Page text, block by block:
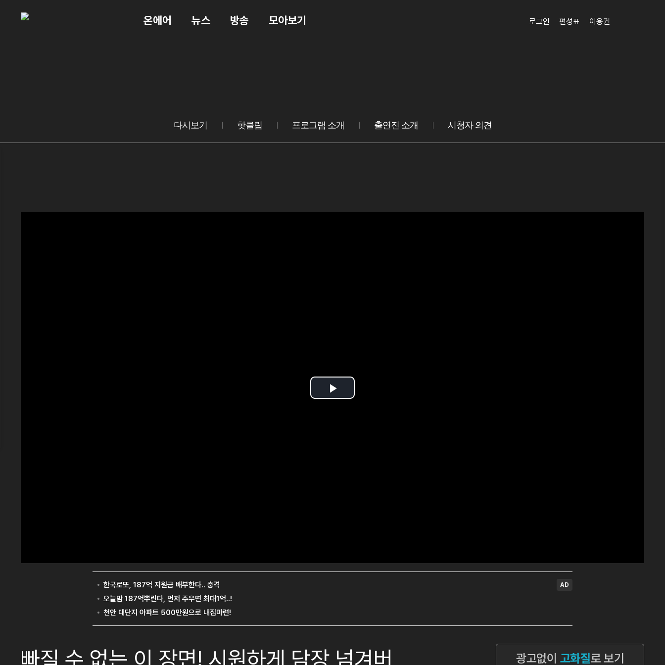
온에어 뉴스 방송 모아보기 로그인 편성표 이용권
다시보기 핫클립 프로그램 소개 출연진 소개 시청자 의견
빠질 수 없는 이 장면! 시원하게 담장 넘겨버